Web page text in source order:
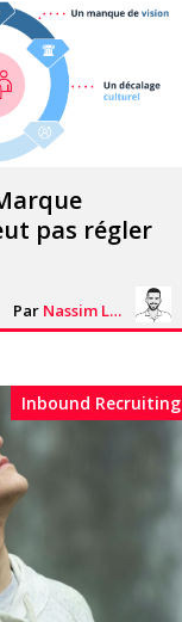
pas régler
Par Nassim Lhacheq
Inbound Recruiting